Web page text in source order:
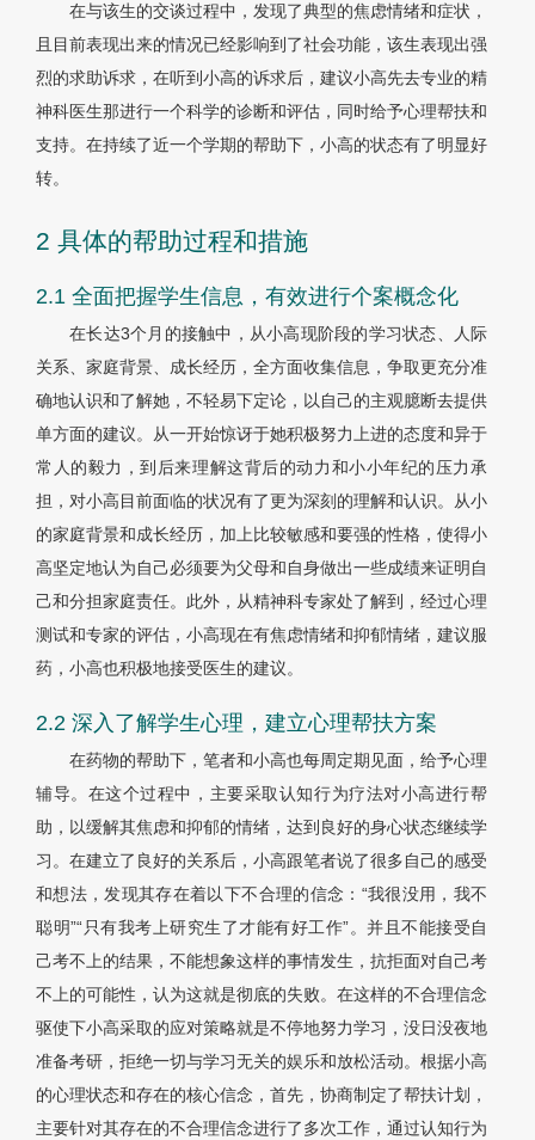
在与该生的交谈过程中，发现了典型的焦虑情绪和症状，
且目前表现出来的情况已经影响到了社会功能，该生表现出强
烈的求助诉求，在听到小高的诉求后，建议小高先去专业的精
神科医生那进行一个科学的诊断和评估，同时给予心理帮扶和
支持。在持续了近一个学期的帮助下，小高的状态有了明显好
转。
2 具体的帮助过程和措施
2.1 全面把握学生信息，有效进行个案概念化
在长达3个月的接触中，从小高现阶段的学习状态、人际
关系、家庭背景、成长经历，全方面收集信息，争取更充分准
确地认识和了解她，不轻易下定论，以自己的主观臆断去提供
单方面的建议。从一开始惊讶于她积极努力上进的态度和异于
常人的毅力，到后来理解这背后的动力和小小年纪的压力承
担，对小高目前面临的状况有了更为深刻的理解和认识。从小
的家庭背景和成长经历，加上比较敏感和要强的性格，使得小
高坚定地认为自己必须要为父母和自身做出一些成绩来证明自
己和分担家庭责任。此外，从精神科专家处了解到，经过心理
测试和专家的评估，小高现在有焦虑情绪和抑郁情绪，建议服
药，小高也积极地接受医生的建议。
2.2 深入了解学生心理，建立心理帮扶方案
在药物的帮助下，笔者和小高也每周定期见面，给予心理
辅导。在这个过程中，主要采取认知行为疗法对小高进行帮
助，以缓解其焦虑和抑郁的情绪，达到良好的身心状态继续学
习。在建立了良好的关系后，小高跟笔者说了很多自己的感受
和想法，发现其存在着以下不合理的信念：“我很没用，我不
聪明”“只有我考上研究生了才能有好工作”。并且不能接受自
己考不上的结果，不能想象这样的事情发生，抗拒面对自己考
不上的可能性，认为这就是彻底的失败。在这样的不合理信念
驱使下小高采取的应对策略就是不停地努力学习，没日没夜地
准备考研，拒绝一切与学习无关的娱乐和放松活动。根据小高
的心理状态和存在的核心信念，首先，协商制定了帮扶计划，
主要针对其存在的不合理信念进行了多次工作，通过认知行为